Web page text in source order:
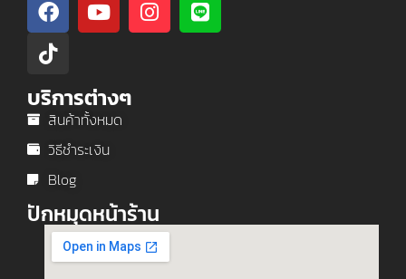
บริการต่างๆ
สินค้าทั้งหมด
วิธีชำระเงิน
Blog
ปักหมุดหน้าร้าน